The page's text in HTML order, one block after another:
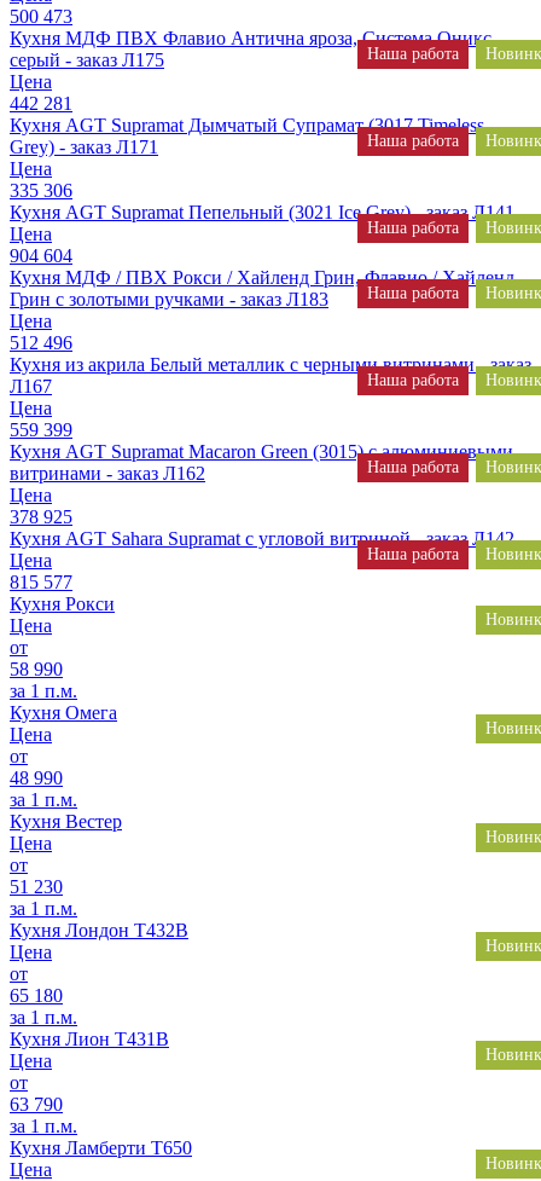
500 473
Наша работа
Кухня МДФ ПВХ Флавио Антична яроза, Система Оникс
серый - заказ Л175
Цена
442 281
Наша работа
Кухня AGT Supramat Дымчатый Супрамат (3017 Timeless
Grey) - заказ Л171
Цена
335 306
Наша работа
Кухня AGT Supramat Пепельный (3021 Ice Grey) - заказ Л141
Цена
904 604
Наша работа
Кухня МДФ / ПВХ Рокси / Хайленд Грин, Флавио / Хайленд
Грин с золотыми ручками - заказ Л183
Цена
512 496
Наша работа
Кухня из акрила Белый металлик с черными витринами - заказ
Л167
Цена
559 399
Наша работа
Кухня AGT Supramat Macaron Green (3015) с алюминиевыми
витринами - заказ Л162
Цена
378 925
Наша работа
Кухня AGT Sahara Supramat с угловой витриной - заказ Л142
Цена
815 577
Кухня Рокси
Цена
от
58 990
за 1 п.м.
Кухня Омега
Цена
от
48 990
за 1 п.м.
Кухня Вестер
Цена
от
51 230
за 1 п.м.
Кухня Лондон T432В
Цена
от
65 180
за 1 п.м.
Кухня Лион T431В
Цена
от
63 790
за 1 п.м.
Кухня Ламберти Т650
Цена